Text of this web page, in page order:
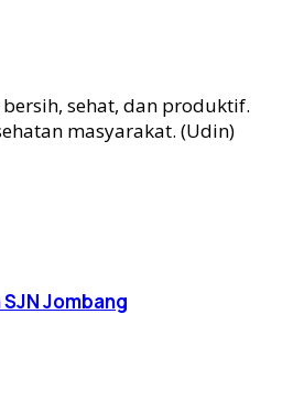
sehat, dan produktif.
masyarakat. (Udin)
Jombang